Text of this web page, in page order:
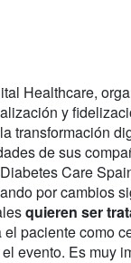
Healthcare,
y
transformación
de sus
Care
por cambios
quieren ser
paciente como
evento. Es muy